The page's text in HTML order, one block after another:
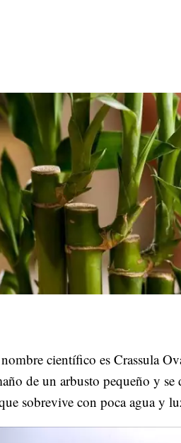
científico es Crassula
de un arbusto pequeño y se
sobrevive con poca agua y